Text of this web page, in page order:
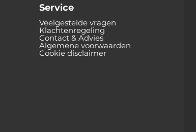
Service
Veelgestelde vragen
Klachtenregeling
Contact & Advies
Algemene voorwaarden
Cookie disclaimer